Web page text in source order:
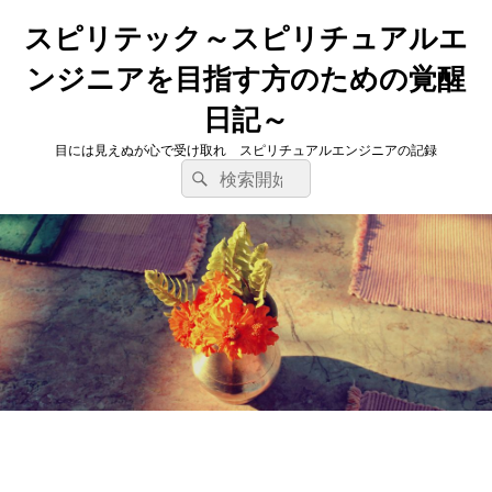
スピリテック～スピリチュアルエ
ンジニアを目指す方のための覚醒
日記～
目には見えぬが心で受け取れ スピリチュアルエンジニアの記録
検
索
対
象:
検
索